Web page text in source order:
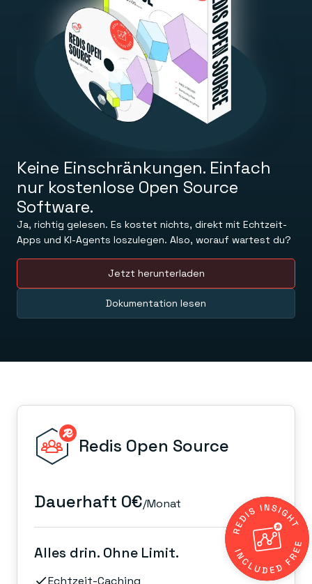
Managed Memory, das State und Kontext dauerhaft
Redis Open Source
In-memory database for caching & streaming.
Redis Context Retriever
Nutzen Sie Kontext aus beliebigen Quellen.
Downloads
Schnellstart
Anleitungen
Wissensdatenbank
Besuche das Demo-Center
Try Free
Kontakt
Anmeldung
Keine Einschränkungen. Einfach
nur kostenlose Open Source
Software.
Ja, richtig gelesen. Es kostet nichts, direkt mit Echtzeit-
Apps und KI-Agents loszulegen. Also, worauf wartest du?
Jetzt herunterladen
Dokumentation lesen
Redis Open Source
Dauerhaft 0€/Monat
Alles drin. Ohne Limit.
Echtzeit-Caching